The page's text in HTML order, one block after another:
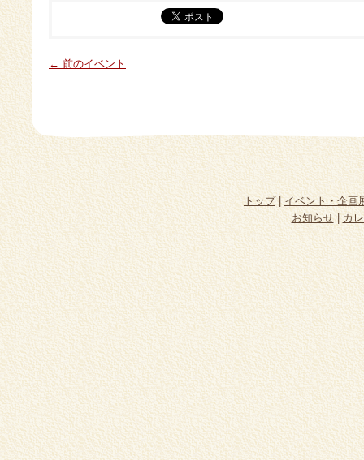
← 前のイベント
トップ|イベント・企画
お知らせ|カ